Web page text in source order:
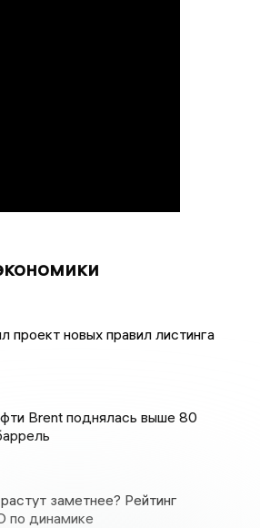
проект новых правил листинга
Brent поднялась выше 80
заметнее? Рейтинг
по динамике